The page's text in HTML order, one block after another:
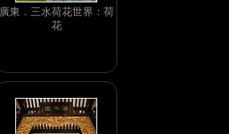
廣東．三水荷花世界：荷
花